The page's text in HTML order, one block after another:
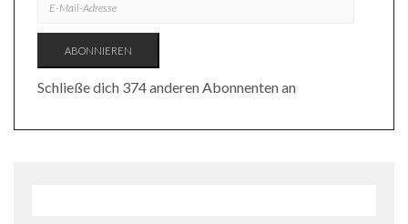
MAIL-
ABONNIEREN
Schließe dich 374 anderen Abonnenten an